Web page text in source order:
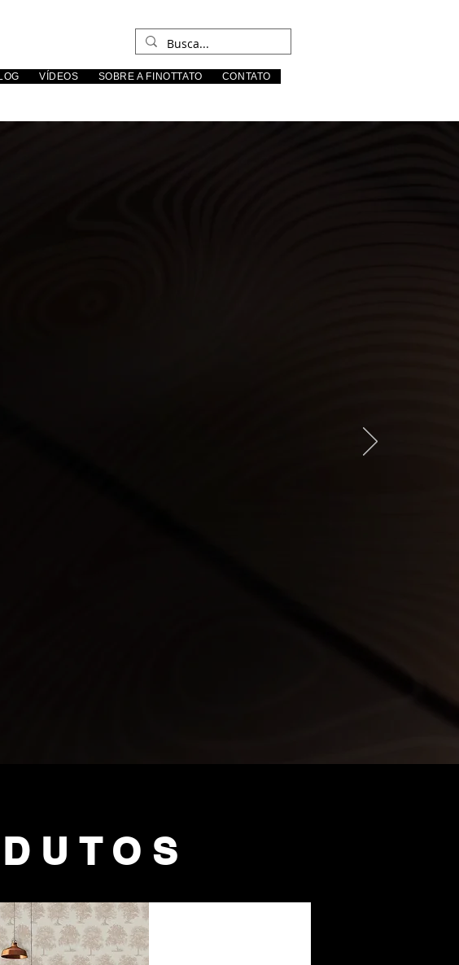
VÍDEOS SOBRE A FINOTTATO CONTATO